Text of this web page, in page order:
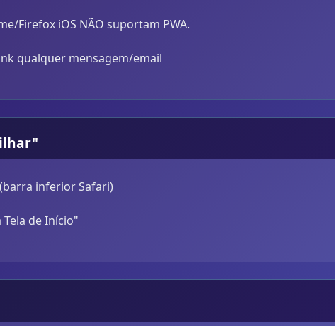
Firefox iOS NÃO suportam PWA.
qualquer mensagem/email
inferior Safari)
de Início"